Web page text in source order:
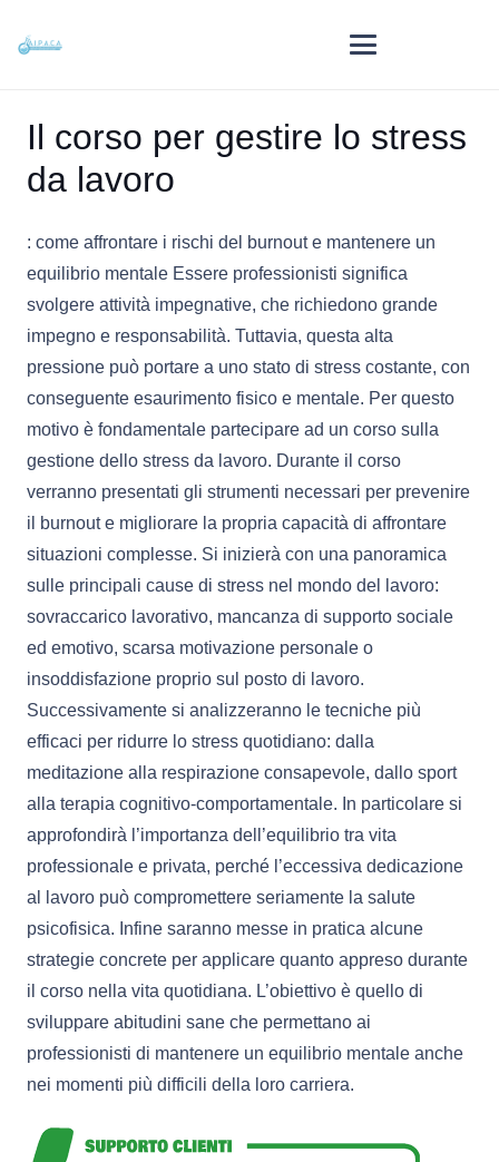
Il corso per gestire lo stress
da lavoro
: come affrontare i rischi del burnout e mantenere un
equilibrio mentale Essere professionisti significa
svolgere attività impegnative, che richiedono grande
impegno e responsabilità. Tuttavia, questa alta
pressione può portare a uno stato di stress costante, con
conseguente esaurimento fisico e mentale. Per questo
motivo è fondamentale partecipare ad un corso sulla
gestione dello stress da lavoro. Durante il corso
verranno presentati gli strumenti necessari per prevenire
il burnout e migliorare la propria capacità di affrontare
situazioni complesse. Si inizierà con una panoramica
sulle principali cause di stress nel mondo del lavoro:
sovraccarico lavorativo, mancanza di supporto sociale
ed emotivo, scarsa motivazione personale o
insoddisfazione proprio sul posto di lavoro.
Successivamente si analizzeranno le tecniche più
efficaci per ridurre lo stress quotidiano: dalla
meditazione alla respirazione consapevole, dallo sport
alla terapia cognitivo-comportamentale. In particolare si
approfondirà l’importanza dell’equilibrio tra vita
professionale e privata, perché l’eccessiva dedicazione
al lavoro può compromettere seriamente la salute
psicofisica. Infine saranno messe in pratica alcune
strategie concrete per applicare quanto appreso durante
il corso nella vita quotidiana. L’obiettivo è quello di
sviluppare abitudini sane che permettano ai
professionisti di mantenere un equilibrio mentale anche
nei momenti più difficili della loro carriera.